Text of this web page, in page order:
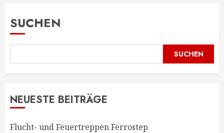
SUCHEN
SUCHEN
NEUESTE BEITRÄGE
Flucht- und Feuertreppen Ferrostep